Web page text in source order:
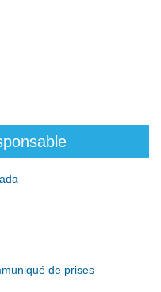
de prises